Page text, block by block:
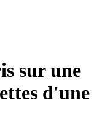
sur une
d'une